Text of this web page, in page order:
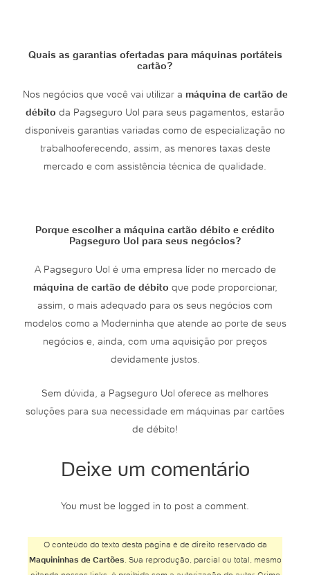
Quais as garantias ofertadas para máquinas portáteis
cartão?
Nos negócios que você vai utilizar a máquina de cartão de
débito da Pagseguro Uol para seus pagamentos, estarão
disponíveis garantias variadas como de especialização no
trabalhooferecendo, assim, as menores taxas deste
mercado e com assistência técnica de qualidade.
Porque escolher a máquina cartão débito e crédito
Pagseguro Uol para seus negócios?
A Pagseguro Uol é uma empresa líder no mercado de
máquina de cartão de débito que pode proporcionar,
assim, o mais adequado para os seus negócios com
modelos como a Moderninha que atende ao porte de seus
negócios e, ainda, com uma aquisição por preços
devidamente justos.
Sem dúvida, a Pagseguro Uol oferece as melhores
soluções para sua necessidade em máquinas par cartões
de débito!
Deixe um comentário
You must be logged in to post a comment.
O conteúdo do texto desta página é de direito reservado da
Maquininhas de Cartões . Sua reprodução, parcial ou total, mesmo